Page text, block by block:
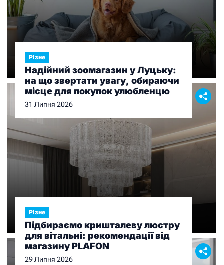
Різне
Надійний зоомагазин у Луцьку:
на що звертати увагу, обираючи
місце для покупок улюбленцю
31 Липня 2026
Різне
Підбираємо кришталеву люстру
для вітальні: рекомендації від
магазину PLAFON
29 Липня 2026